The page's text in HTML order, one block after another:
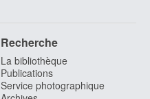
Recherche
La bibliothèque
Publications
Service photographique